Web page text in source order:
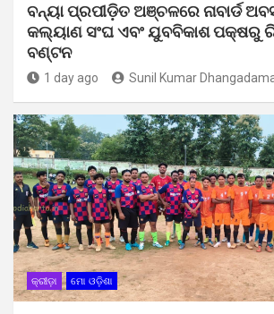
ବନ୍ୟା ପ୍ରପୀଡ଼ିତ ଅଞ୍ଚଳରେ ନାବାର୍ଡ
କଲ୍ୟାଣ ସଂଘ ଏବଂ ଯୁବବିକାଶ ପକ୍ଷରୁ
ବଣ୍ଟନ
1 day ago Sunil Kumar
କ୍ରୀଡ଼ା ମୋ ଓଡ଼ିଶା